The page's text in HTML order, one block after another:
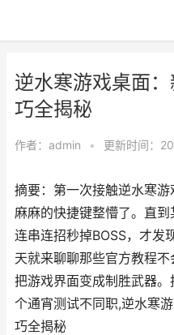
逆水寒游戏桌面
巧全揭秘
作者： admin • 更新时间：
摘要：第一次接触逆水寒
麻麻的快捷键整懵了。直
连串连招秒掉BOSS，才发
天就来聊聊那些官方教程
把游戏界面变成制胜武器
个通宵测试不同职,逆水寒
巧全揭秘